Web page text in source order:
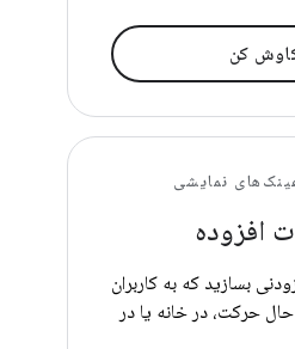
کن
نمایشی
افزوده
بسازید که به کاربران
حرکت، در خانه یا در